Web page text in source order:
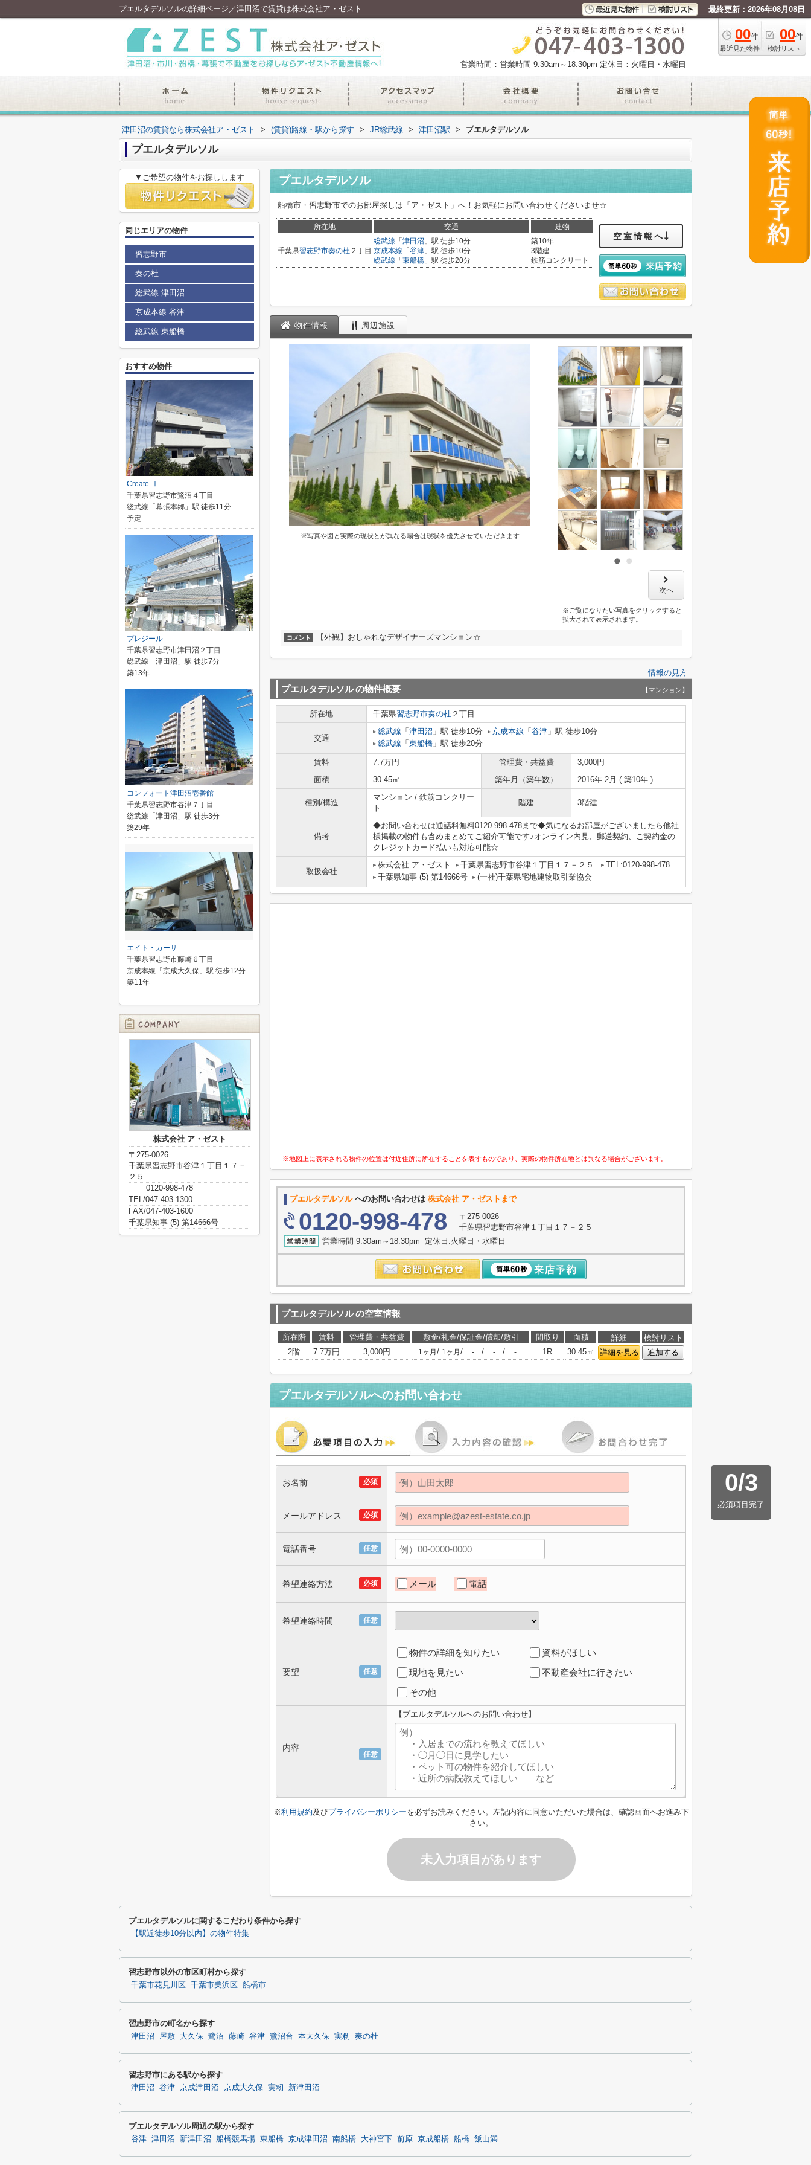
プエルタデルソルの詳細ページ／津田沼で賃貸は株式会社ア・ゼスト 最終更新：2026年08月08日
00件
最近見た物件
00件
検討リスト
営業時間：営業時間 9:30am～18:30pm 定休日：火曜日・水曜日
津田沼の賃貸なら株式会社ア・ゼスト > (賃貸)路線・駅から探す > JR総武線 > 津田沼駅 > プエルタデルソル
プエルタデルソル
プエルタデルソル
船橋市・習志野市でのお部屋探しは「ア・ゼスト」へ！お気軽にお問い合わせくださいませ☆
所在地 交通 建物
千葉県習志野市奏の杜 ２丁目
総武線 「 津田沼 」駅 徒歩10分
京成本線 「 谷津 」駅 徒歩10分
総武線 「 東船橋 」駅 徒歩20分
築10年
3階建
鉄筋コンクリート
空室情報へ
物件情報 周辺施設
※写真や図と実際の現状とが異なる場合は現状を優先させていただきます
次へ
※ご覧になりたい写真をクリックすると
拡大されて表示されます。
コメント 【外観】おしゃれなデザイナーズマンション☆
情報の見方
プエルタデルソルの物件概要 【マンション】
所在地 千葉県習志野市奏の杜 ２丁目
交通
総武線 「 津田沼 」駅 徒歩10分 京成本線 「 谷津 」駅 徒歩10分
総武線 「 東船橋 」駅 徒歩20分
賃料 7.7万円 管理費・共益費
3,000円
面積
30.45㎡ 築年月（築年数） 2016年 2月 ( 築10年 )
種別/構造
マンション / 鉄筋コンクリー
ト
階建 3階建
備考
◆お問い合わせは通話料無料0120-998-478まで◆気になるお部屋がございましたら他社
様掲載の物件も含めまとめてご紹介可能です♪オンライン内見、郵送契約、ご契約金の
クレジットカード払いも対応可能☆
取扱会社
株式会社 ア・ゼスト 千葉県習志野市谷津１丁目１７－２５
TEL:0120-998-478
千葉県知事 (5) 第14666号
(一社)千葉県宅地建物取引業協会
※地図上に表示される物件の位置は付近住所に所在することを表すものであり、実際の物件所在地とは異なる場合がございます。
プエルタデルソルへのお問い合わせは 株式会社 ア・ゼストまで
0120-998-478
〒275-0026
千葉県習志野市谷津１丁目１７－２５
営業時間 9:30am～18:30pm 定休日:火曜日・水曜日
プエルタデルソルの空室情報
所在階 賃料 管理費・共益費 敷金/礼金/保証金/償却/敷引 間取り 面積 詳細
検討リスト
2階
7.7万円 3,000円 1ヶ月 / 1ヶ月 / - / - / - 1R 30.45㎡ 詳細を見る 追加する
プエルタデルソルへのお問い合わせ
0/3
必須項目完了
必須
お名前
必須
メールアドレス
任意
電話番号
必須
希望連絡方法 メール 電話
任意
希望連絡時間
任意
要望
物件の詳細を知りたい
資料がほしい
現地を見たい
不動産会社に行きたい
その他
任意
内容
【プエルタデルソルへのお問い合わせ】
※利用規約及びプライバシーポリシーを必ずお読みください。左記内容に同意いただいた場合は、確認画面へお進み下
さい。
未入力項目があります
▼ご希望の物件をお探しします
同じエリアの物件
習志野市
奏の杜
総武線 津田沼
京成本線 谷津
総武線 東船橋
おすすめ物件
Create-Ⅰ
千葉県習志野市鷺沼４丁目
総武線「幕張本郷」駅 徒歩11分
予定
プレジール
千葉県習志野市津田沼２丁目
総武線「津田沼」駅 徒歩7分
築13年
コンフォート津田沼壱番館
千葉県習志野市谷津７丁目
総武線「津田沼」駅 徒歩3分
築29年
エイト・カーサ
千葉県習志野市藤崎６丁目
京成本線「京成大久保」駅 徒歩12分
築11年
株式会社 ア・ゼスト
〒275-0026
千葉県習志野市谷津１丁目１７－
２５
0120-998-478
TEL/047-403-1300
FAX/047-403-1600
千葉県知事 (5) 第14666号
プエルタデルソルに関するこだわり条件から探す
【駅近徒歩10分以内】の物件特集
習志野市以外の市区町村から探す
千葉市花見川区 千葉市美浜区 船橋市
習志野市の町名から探す
津田沼 屋敷 大久保 鷺沼 藤崎 谷津 鷺沼台 本大久保 実籾 奏の杜
習志野市にある駅から探す
津田沼 谷津 京成津田沼 京成大久保 実籾 新津田沼
プエルタデルソル周辺の駅から探す
谷津 津田沼 新津田沼 船橋競馬場 東船橋 京成津田沼 南船橋 大神宮下 前原 京成船橋 船橋 飯山満